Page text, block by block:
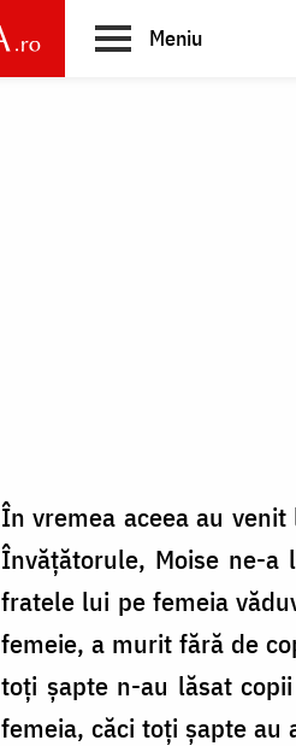
Meniu
În vremea aceea au
Învățătorule, Moise ne-a
fratele lui pe femeia
femeie, a murit fără de
toți șapte n-au lăsat
femeia, căci toți șapte au